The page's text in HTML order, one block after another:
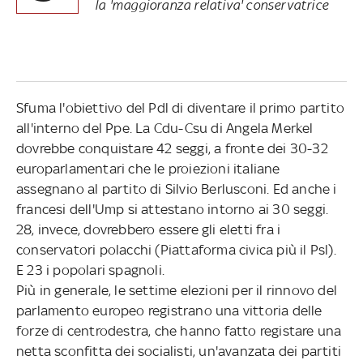
la 'maggioranza relativa' conservatrice
Sfuma l'obiettivo del Pdl di diventare il primo partito
all'interno del Ppe. La Cdu-Csu di Angela Merkel
dovrebbe conquistare 42 seggi, a fronte dei 30-32
europarlamentari che le proiezioni italiane
assegnano al partito di Silvio Berlusconi. Ed anche i
francesi dell'Ump si attestano intorno ai 30 seggi.
28, invece, dovrebbero essere gli eletti fra i
conservatori polacchi (Piattaforma civica più il Psl).
E 23 i popolari spagnoli.
Più in generale, le settime elezioni per il rinnovo del
parlamento europeo registrano una vittoria delle
forze di centrodestra, che hanno fatto registare una
netta sconfitta dei socialisti, un'avanzata dei partiti